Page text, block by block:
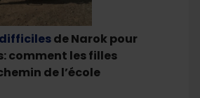
de Narokpour
comment les filles
de l’école